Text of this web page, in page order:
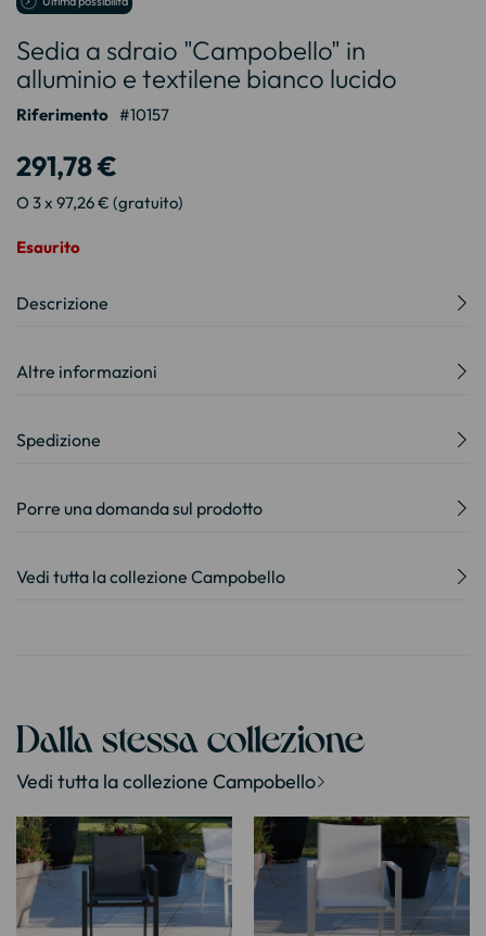
della
galleria
di
immagini
Sedia a sdraio "Campobello" in
alluminio e textilene bianco lucido
Riferimento 10157
291,78 €
O 3 x 97,26 € (gratuito)
Esaurito
Descrizione
Altre informazioni
Spedizione
Porre una domanda sul prodotto
Vedi tutta la collezione Campobello
Dalla stessa collezione
Vedi tutta la collezione Campobello